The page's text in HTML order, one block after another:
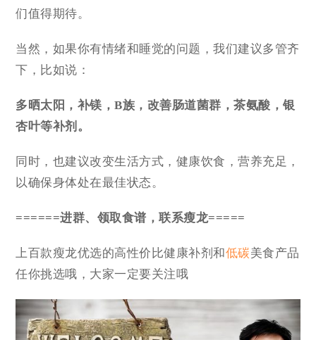
们值得期待。
当然，如果你有情绪和睡觉的问题，我们建议多管齐
下，比如说：
多晒太阳，补镁，B族，改善肠道菌群，茶氨酸，银
杏叶等补剂。
同时，也建议改变生活方式，健康饮食，营养充足，
以确保身体处在最佳状态。
======进群、领取食谱，联系瘦龙=====
上百款瘦龙优选的高性价比健康补剂和低碳美食产品
任你挑选哦，大家一定要关注哦